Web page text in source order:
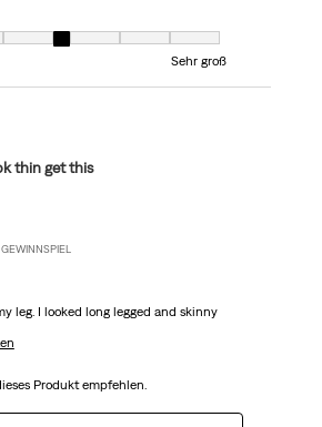
wobei 1 gleich Sehr klein ist und 7 gleich Sehr groß
Sehr groß
thin get this
leg. I looked long legged and skinny
Produkt empfehlen.